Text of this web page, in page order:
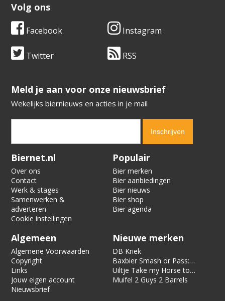
Volg ons
Facebook Instagram
Twitter RSS
​​​​​​​Meld je aan voor onze nieuwsbrief
Wekelijks biernieuws en acties in je mail
Verification code:
Biernet.nl
Over ons
Contact
Werk & stages
Samenwerken &
adverteren
Cookie instellingen
Populair
Bier merken
Bier aanbiedingen
Bier nieuws
Bier shop
Bier agenda
Algemeen
Algemene Voorwaarden
Copyright
Links
Jouw eigen account
Nieuwsbrief
Nieuwe merken
DB Kriek
Baxbier Smash or Pass:
Strata
Uiltje Take my Horse to
the Hotel Room
Muifel 2 Guys 2 Barrels